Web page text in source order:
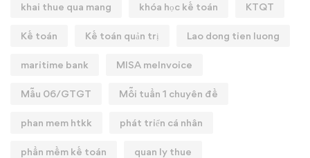
khai thue qua mang khóa học kế toán KTQT
Kế toán Kế toán quản trị Lao dong tien luong
maritime bank MISA meInvoice
Mẫu 06/GTGT Mỗi tuần 1 chuyên đề
phan mem htkk phát triển cá nhân
phần mềm kế toán quan ly thue